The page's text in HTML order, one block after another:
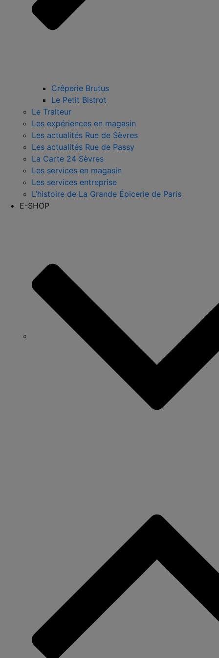
Crêperie Brutus
Le Petit Bistrot
Le Traiteur
Les expériences en magasin
Les actualités Rue de Sèvres
Les actualités Rue de Passy
La Carte 24 Sèvres
Les services en magasin
Les services entreprise
L’histoire de La Grande Épicerie de Paris
E-SHOP